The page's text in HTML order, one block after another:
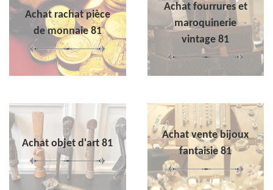
Achat rachat pièce
de monnaie 81
Achat fourrures et
maroquinerie
vintage 81
Achat objet d'art 81
Achat vente bijoux
fantaisie 81